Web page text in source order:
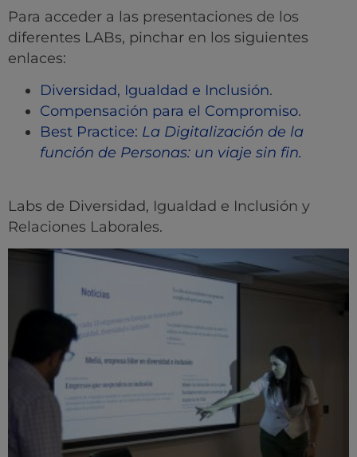
Para acceder a las presentaciones de los
diferentes LABs, pinchar en los siguientes
enlaces:
Diversidad, Igualdad e Inclusión.
Compensación para el Compromiso.
Best Practice: La Digitalización de la
función de Personas: un viaje sin fin.
Labs de Diversidad, Igualdad e Inclusión y
Relaciones Laborales.